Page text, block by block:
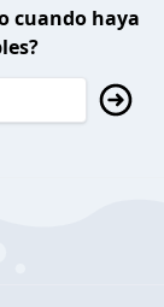
cuando haya